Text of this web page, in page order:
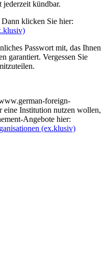
kündbar.
klicken Sie hier:
Passwort mit, das Ihnen
garantiert. Vergessen Sie
foreign-
eine Institution nutzen wollen,
Angebote hier:
(ex.klusiv)